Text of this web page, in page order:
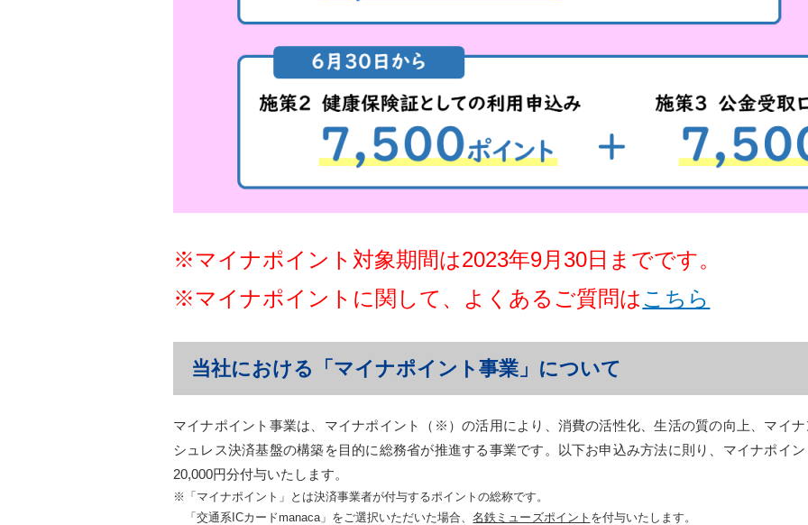
※マイナポイント対象期間は2023年9月30日までです。
※マイナポイントに関して、よくあるご質問はこちら
当社における「マイナポイント事業」について
マイナポイント事業は、マイナポイント（※）の活用により、消費の活性化、生活の質の向上、マイ
シュレス決済基盤の構築を目的に総務省が推進する事業です。以下お申込み方法に則り、マイナポイ
20,000円分付与いたします。
※「マイナポイント」とは決済事業者が付与するポイントの総称です。
「交通系ICカードmanaca」をご選択いただいた場合、名鉄ミューズポイント を付与いたします。